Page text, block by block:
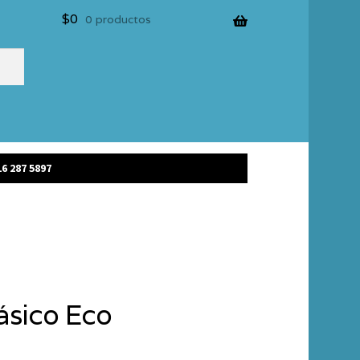
$0 0 productos
287 5897
Eco